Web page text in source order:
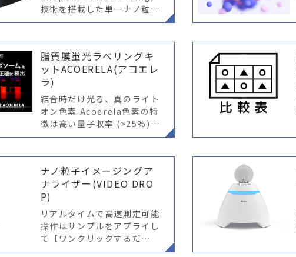
技術を搭載した単一ナノ粒子
測定装置です。
脂質膜蛍光ラベリングキ
ットACOERELA(アコエレ
ラ)
結合時だけ光る、真のライト
オン色素 Acoerela色素の特
徴は高い量子収率 (>25%)と
特異性にあります。蛍光色素
にのみ蛍光強度の大幅な増加
が観察され、その際に色素
ナノ粒子イメージングア
ナライザー(VIDEO DRO
P)
リアルタイムで高速測定可能
操作はサンプルをアプライし
て【ワンクリックするだ
け！】ナノ粒子のサイズ分布